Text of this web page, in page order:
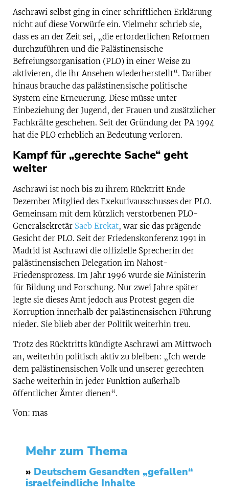
Aschrawi selbst ging in einer schriftlichen Erklärung
nicht auf diese Vorwürfe ein. Vielmehr schrieb sie,
dass es an der Zeit sei, „die erforderlichen Reformen
durchzuführen und die Palästinensische
Befreiungsorganisation (PLO) in einer Weise zu
aktivieren, die ihr Ansehen wiederherstellt“. Darüber
hinaus brauche das palästinensische politische
System eine Erneuerung. Diese müsse unter
Einbeziehung der Jugend, der Frauen und zusätzlicher
Fachkräfte geschehen. Seit der Gründung der PA 1994
hat die PLO erheblich an Bedeutung verloren.
Kampf für „gerechte Sache“ geht
weiter
Aschrawi ist noch bis zu ihrem Rücktritt Ende
Dezember Mitglied des Exekutivausschusses der PLO.
Gemeinsam mit dem kürzlich verstorbenen PLO-
Generalsekretär Saeb Erekat, war sie das prägende
Gesicht der PLO. Seit der Friedenskonferenz 1991 in
Madrid ist Aschrawi die offizielle Sprecherin der
palästinensischen Delegation im Nahost-
Friedensprozess. Im Jahr 1996 wurde sie Ministerin
für Bildung und Forschung. Nur zwei Jahre später
legte sie dieses Amt jedoch aus Protest gegen die
Korruption innerhalb der palästinensischen Führung
nieder. Sie blieb aber der Politik weiterhin treu.
Trotz des Rücktritts kündigte Aschrawi am Mittwoch
an, weiterhin politisch aktiv zu bleiben: „Ich werde
dem palästinensischen Volk und unserer gerechten
Sache weiterhin in jeder Funktion außerhalb
öffentlicher Ämter dienen“.
Von: mas
Mehr zum Thema
» Deutschem Gesandten „gefallen“
israelfeindliche Inhalte